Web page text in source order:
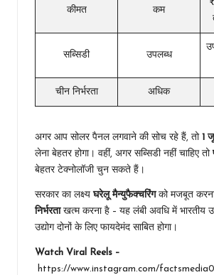
कीमत कम
सब्सिडी उपलब्ध
चीन निर्भरता अधिक
अगर आप सोलर पैनल लगवाने की सोच रहे हैं, तो 1
लेना बेहतर होगा। वहीं, अगर सब्सिडी नहीं चाहिए तो
बेहतर टेक्नोलॉजी चुन सकते हैं।
सरकार का लक्ष्य घरेलू मैन्युफैक्चरिंगको मजबूत
निर्भरताखत्म करना है – यह लंबी अवधि में भारतीय
उद्योग दोनों के लिए फायदेमंद साबित होगा।
Watch Viral Reels –
https://www.instagram.com/